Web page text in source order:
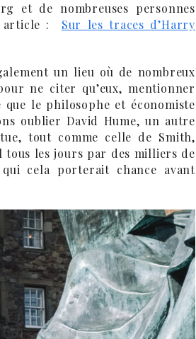
et de nombreuses personnes
article : Sur les traces d’Harry
un lieu où de nombreux
ne citer qu’eux, mentionner
que le philosophe et économiste
oublier David Hume, un autre
tout comme celle de Smith,
les jours par des milliers de
cela porterait chance avant